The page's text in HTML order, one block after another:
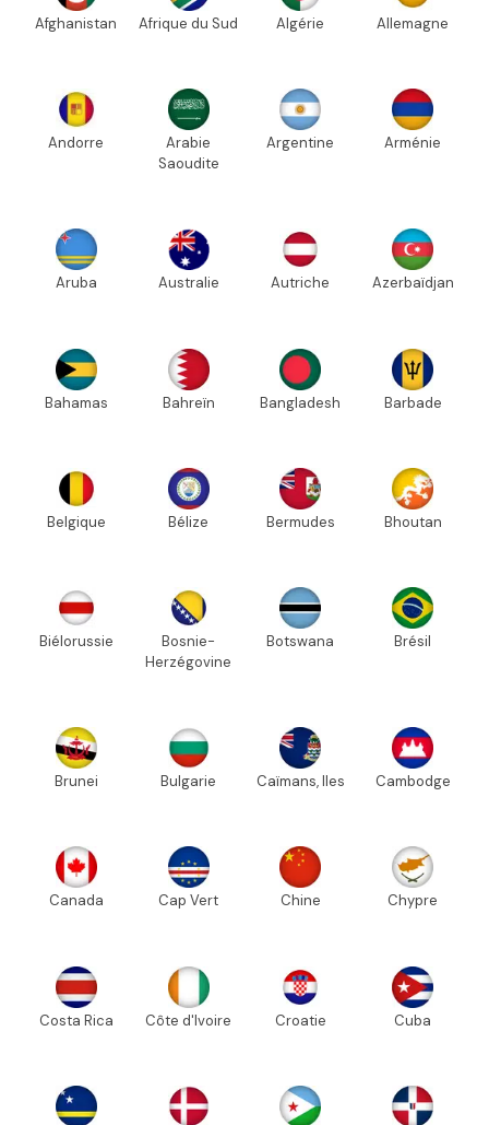
Afghanistan Afrique du Sud Algérie Allemagne
Andorre
Arabie
Saoudite
Argentine Arménie
Aruba Australie Autriche Azerbaïdjan
Bahamas Bahreïn Bangladesh Barbade
Belgique Bélize Bermudes Bhoutan
Biélorussie
Bosnie-
Herzégovine
Botswana Brésil
Brunei Bulgarie Caïmans, Iles Cambodge
Canada Cap Vert Chine Chypre
Costa Rica Côte d'Ivoire Croatie Cuba